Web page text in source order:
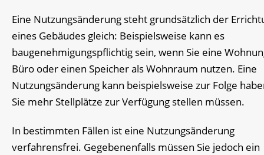
Eine Nutzungsänderung steht grundsätzlich der
eines Gebäudes gleich: Beispielsweise kann es
baugenehmigungspflichtig sein, wenn Sie eine
Büro oder einen Speicher als Wohnraum nutzen. Eine
Nutzungsänderung kann beispielsweise zur Folge
Sie mehr Stellplätze zur Verfügung stellen müssen.
In bestimmten Fällen ist eine Nutzungsänderung
verfahrensfrei. Gegebenenfalls müssen Sie jedoch ein